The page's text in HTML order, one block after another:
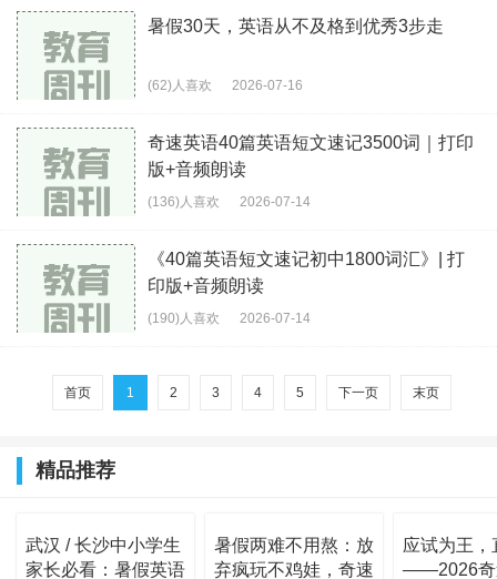
暑假30天，英语从不及格到优秀3步走
(62)人喜欢 2026-07-16
奇速英语40篇英语短文速记3500词｜打印
版+音频朗读
(136)人喜欢 2026-07-14
《40篇英语短文速记初中1800词汇》| 打
印版+音频朗读
(190)人喜欢 2026-07-14
首页 1 2 3 4 5 下一页 末页
精品推荐
武汉 / 长沙中小学生
家长必看：暑假英语
暑假两难不用熬：放
弃疯玩不鸡娃，奇速
应试为王，
——2026奇